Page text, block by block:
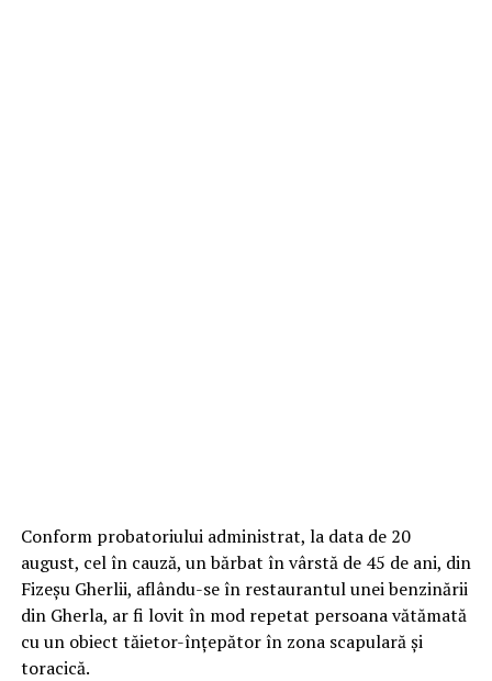
Conform probatoriului administrat, la data de 20
august, cel în cauză, un bărbat în vârstă de 45 de ani, din
Fizeșu Gherlii, aflându-se în restaurantul unei benzinării
din Gherla, ar fi lovit în mod repetat persoana vătămată
cu un obiect tăietor-înțepător în zona scapulară și
toracică.